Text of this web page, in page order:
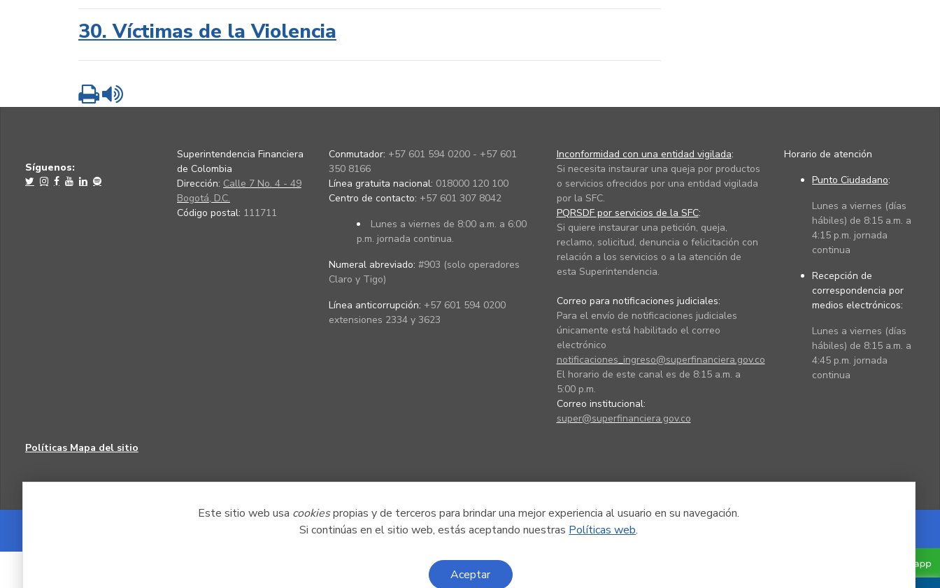
Este sitio web usa cookiespropias y de terceros para brindar una mejor experiencia al usuario en su navegación.
Si continúas en el sitio web, estás aceptando nuestras Políticas web.
Aceptar
30. Víctimas de la Violencia
Imprimir
Síguenos:
Superintendencia Financiera
de Colombia
Dirección: Calle 7 No. 4 - 49
Bogotá, D.C.
Código postal: 111711
Conmutador: +57 601 594 0200 - +57 601
350 8166
Línea gratuita nacional: 018000 120 100
Centro de contacto: +57 601 307 8042
Lunes a viernes de 8:00 a.m. a 6:00
p.m. jornada continua.
Numeral abreviado: #903 (solo operadores
Claro y Tigo)
Línea anticorrupción: +57 601 594 0200
extensiones 2334 y 3623
Inconformidad con una entidad vigilada:
Si necesita instaurar una queja por productos
o servicios ofrecidos por una entidad vigilada
por la SFC.
PQRSDF por servicios de la SFC:
Si quiere instaurar una petición, queja,
reclamo, solicitud, denuncia o felicitación con
relación a los servicios o a la atención de
esta Superintendencia.
Correo para notificaciones judiciales:
Para el envío de notificaciones judiciales
únicamente está habilitado el correo
electrónico
notificaciones_ingreso@superfinanciera.gov.co
El horario de este canal es de 8:15 a.m. a
5:00 p.m.
Correo institucional:
super@superfinanciera.gov.co
Horario de atención
Punto Ciudadano:
Lunes a viernes (días
hábiles) de 8:15 a.m. a
4:15 p.m. jornada
continua
Recepción de
correspondencia por
medios electrónicos:
Lunes a viernes (días
hábiles) de 8:15 a.m. a
4:45 p.m. jornada
continua
Políticas Mapa del sitio
Powered by Nexura